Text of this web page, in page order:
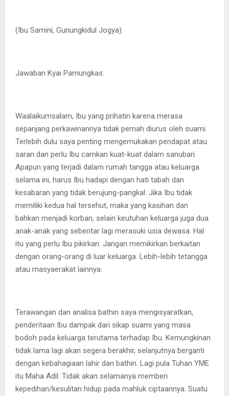
(Ibu Samini, Gunungkidul Jogya).
Jawaban Kyai Pamungkas:
Waalaikumsalam, Ibu yang prihatin karena merasa
sepanjang perkawinannya tidak pernah diurus oleh suami.
Terlebih dulu saya penting mengemukakan pendapat atau
saran dan perlu Ibu camkan kuat-kuat dalam sanubari.
Apapun yang terjadi dalam rumah tangga atau keluarga
selama ini, harus Ibu hadapi dengan hati tabah dan
kesabaran yang tidak berujung-pangkal. Jika Ibu tidak
memiliki kedua hal tersehut, maka yang kasihan dan
bahkan menjadi korban, selain keutuhan keluarga juga dua
anak-anak yang sebentar lagi merasuki usia dewasa. Hal
itu yang perlu Ibu pikirkan. Jangan memikirkan berkaitan
dengan orang-orang di luar keluarga. Lebih-lebih tetangga
atau rnasyaerakat lainnya.
Terawangan dan analisa bathin saya mengisyaratkan,
penderitaan Ibu dampak dari sikap suami yang masa
bodoh pada keluarga terutama terhadap Ibu. Kemungkinan
tidak lama lagi akan segera berakhir, selanjutnya berganti
dengan kebahagiaan lahir dan bathin. Lagi pula Tuhan YME
itu Maha Adil. Tidak akan selamanya memberi
kepedihan/kesulitan hidup pada mahluk ciptaannya. Suatu